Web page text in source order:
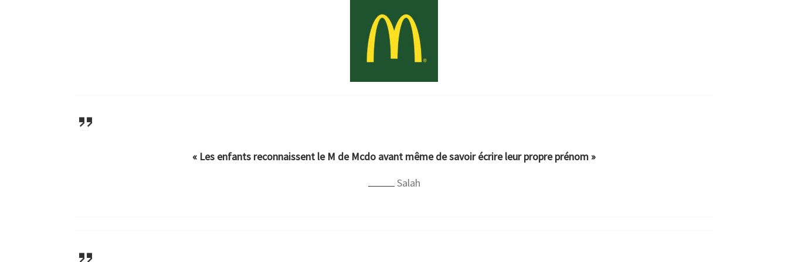
« Les enfants reconnaissent le M de Mcdo avant même de savoir écrire leur propre prénom »
Salah